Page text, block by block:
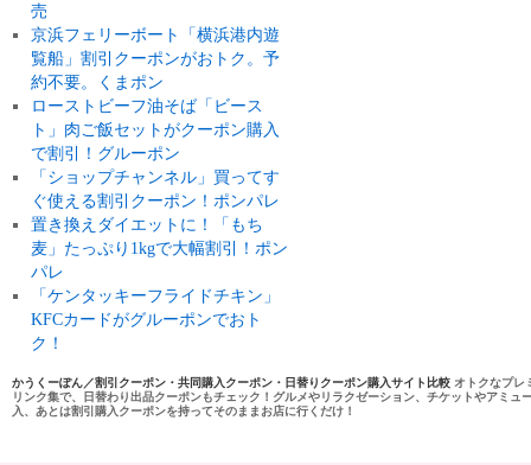
売
京浜フェリーボート「横浜港内遊
覧船」割引クーポンがおトク。予
約不要。くまポン
ローストビーフ油そば「ビース
ト」肉ご飯セットがクーポン購入
で割引！グルーポン
「ショップチャンネル」買ってす
ぐ使える割引クーポン！ポンパレ
置き換えダイエットに！「もち
麦」たっぷり1kgで大幅割引！ポン
パレ
「ケンタッキーフライドチキン」
KFCカードがグルーポンでおト
ク！
かうくーぽん／割引クーポン・共同購入クーポン・日替りクーポン購入サイト比較 オトクなプレ
リンク集で、日替わり出品クーポンもチェック！グルメやリラクゼーション、チケットやアミ
入、あとは割引購入クーポンを持ってそのままお店に行くだけ！